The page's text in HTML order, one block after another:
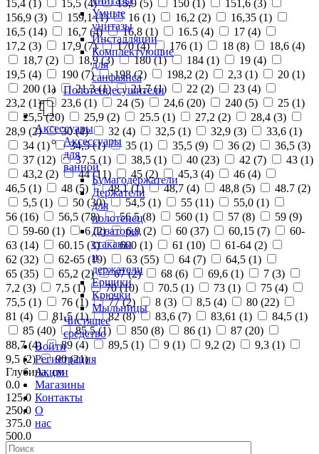
Умные
унитазы
Инсталляции
Комплектующие
для
санфаянса
Полотенцесушители
Аксессуары
Аксессуары
для
ванной
Бумагодержатели
Держатели
для
полотенец
Дозаторы,
стаканы
и
держатели
Ершики
Крючки
Мыльницы
Чистящее
средство
Войти
Регистрация
Акции
Магазины
Контакты
О
нас
15,4 (1 ) 15,5 (4) 15,9 (5) 150 (1 ) 151,6 (3)
156,9 (3) 159,1 (1) 16 (1) 16,2 (2) 16,35 (1)
16,5 (14) 16,7 (4) 16,8 (1) 16.5 (4) 17 (4)
17,2 (3) 17,9 (7) 170 (4) 176 (1) 18 (8) 18,6 (4)
18,7 (2) 18,9 (3) 180 (1) 184 (1) 19 (4)
19,5 (4) 190 (7) 198 (2) 198,2 (2) 2,3 (1) 20 (1)
200 (1) 21,3 (1) 21,7 (1) 22 (2) 23 (4)
23,2 (1) 23,6 (1) 24 (5) 24,6 (20) 240 (5) 25 (1)
25,5 (20) 25,9 (2) 25.5 (1) 27,2 (2) 28,4 (3)
28,9 (2) 30 (4) 32 (4) 32,5 (1) 32,9 (3) 33,6 (1)
34 (1) 34,5 (1) 35 (1) 35,5 (9) 36 (2) 36,5 (3)
37 (12) 37,5 (1) 38,5 (1) 40 (23) 42 (7) 43 (1)
43,2 (2) 44 (11) 45 (2) 45,3 (4) 46 (4)
46,5 (1) 48 (5) 48,1 (1) 48,7 (4) 48,8 (5) 48.7 (2)
5,5 (1) 50 (30) 54,5 (1) 55 (11) 55,0 (1)
56 (16) 56,5 (78) 56.5 (8) 560 (1) 57 (8) 59 (9)
59-60 (1) 6 (2) 6,9 (2) 60 (37) 60,15 (7)
60-
63 (14) 60.15 (3) 600 (1) 61 (10) 61-64 (2)
62 (32) 62-65 (19) 63 (55) 64 (7) 64,5 (1)
65 (35) 65,2 (2) 67 (2) 68 (6) 69,6 (1) 7 (3)
7,2 (3) 7,5 (1) 70 (10) 70.5 (1) 73 (1) 75 (4)
75,5 (1) 76 (1) 77 (2) 8 (3) 8,5 (4) 80 (22)
81 (4) 81,5 (1) 82 (8) 83,6 (7) 83,61 (1) 84,5 (1)
85 (40) 85,5 (1) 850 (8) 86 (1) 87 (20)
88,7 (4) 89 (4) 89,5 (1) 9 (1) 9,2 (2) 9,3 (1)
9,5 (2) 90 (21)
Глубина, см
0.0
125.0
250.0
375.0
500.0